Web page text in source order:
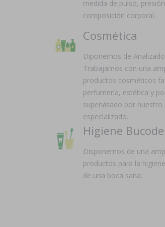
medida de pulso,
composición corporal.
Cosmética
Diponemos de
Trabajamos con una
productos cosméticos
perfumería, estética y
supervisado por nuestro
especializado.
Higiene
Disponemos de una
productos para la
de una boca sana.